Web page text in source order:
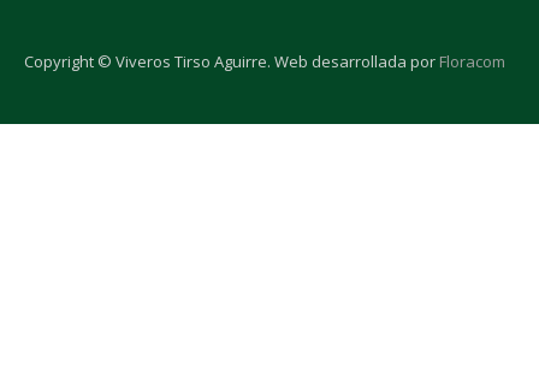
Copyright © Viveros Tirso Aguirre. Web desarrollada por Floracom